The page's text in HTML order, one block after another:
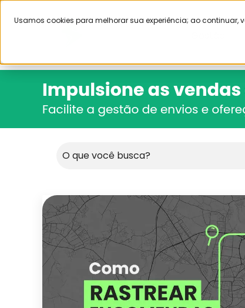
Usamos cookies para melhorar sua experiência; ao continuar,
Este é um campo de pesquisa